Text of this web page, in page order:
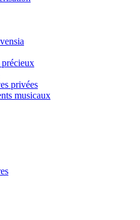
privées
musicaux